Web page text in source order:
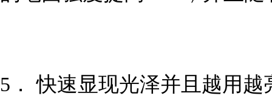
5． 快速显现光泽并且越用越